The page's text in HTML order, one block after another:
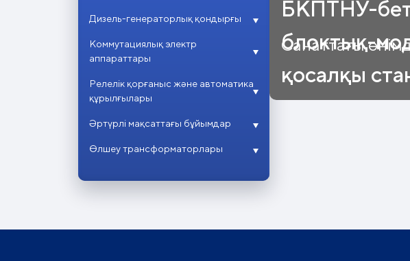
Дизель-генераторлық қондырғы
Коммутациялық электр
аппараттары
Релелік қорғаныс және автоматика
құрылғылары
Әртүрлі мақсаттағы бұйымдар
Өлшеу трансформаторлары
Санаттағы
БКПТНУ-
блоктық-
қосалқы